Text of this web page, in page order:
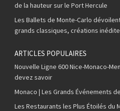
de la hauteur sur le Port Hercule
Les Ballets de Monte-Carlo
grands classiques, créations
ARTICLES POPULAIRES
Nouvelle Ligne 600 Nice-Monaco-
devez savoir
Monaco | Les Grands Événements
Les Restaurants les Plus Étoilés du